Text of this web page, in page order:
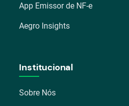
App Emissor de NF-e
Aegro Insights
Institucional
Sobre Nós